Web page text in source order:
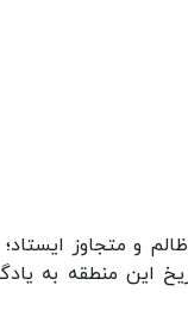
و متجاوز ایستاد؛ با
این منطقه به یادگار